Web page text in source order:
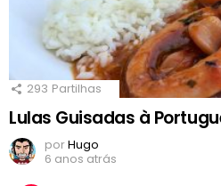
293 Partilhas
Lulas Guisadas à
porHugo
6 anos atrás